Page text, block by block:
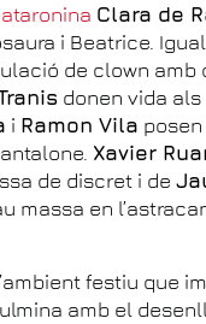
Clara de
i Beatrice.
de clown amb
donen vida
i Ramon Vila
Xavier
de discret i de
massa en
festiu que
amb el